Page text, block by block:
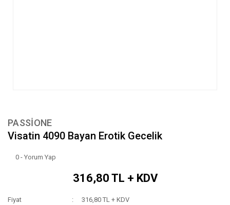
PASSİONE
Visatin 4090 Bayan Erotik Gecelik
0 - Yorum Yap
316,80 TL + KDV
Fiyat
316,80 TL + KDV